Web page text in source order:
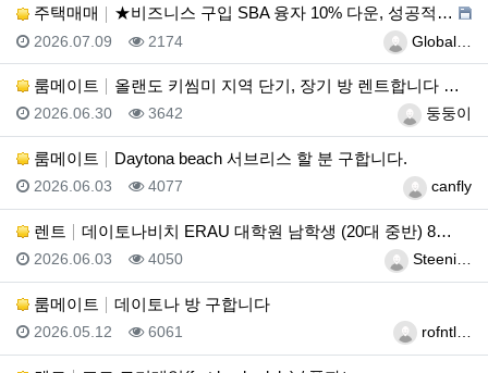
주택매매
★비즈니스 구입 SBA 융자 10% 다운, 성공적인 비…
등록자Global…
등록일
2026.07.09 조회
2174
룸메이트 올랜도 키씸미 지역 단기, 장기 방 렌트합니다 연락주세…
등록자둥둥이
등록일
2026.06.30 조회
3642
룸메이트 Daytona beach 서브리스 할 분 구합니다.
등록자canfly
등록일
2026.06.03 조회
4077
렌트 데이토나비치 ERAU 대학원 남학생 (20대 중반) 8…
등록자Steeni…
등록일
2026.06.03 조회
4050
룸메이트 데이토나 방 구합니다
등록자rofntl…
등록일
2026.05.12 조회
6061